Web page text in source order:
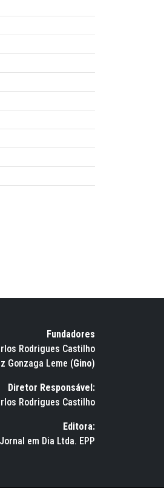
Fundadores
Rodrigues Castilho
Gonzaga Leme (Gino)
Diretor Responsável:
Rodrigues Castilho
Editora:
em Dia Ltda. EPP